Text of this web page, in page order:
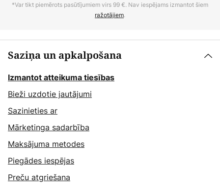
*Var tikt piemērots pasūtījumiem virs 99 €. Nav iespējams izmantot šiem
ražotājiem.
Saziņa un apkalpošana
Izmantot atteikuma tiesības
Bieži uzdotie jautājumi
Sazinieties ar
Mārketinga sadarbība
Maksājuma metodes
Piegādes iespējas
Preču atgriešana